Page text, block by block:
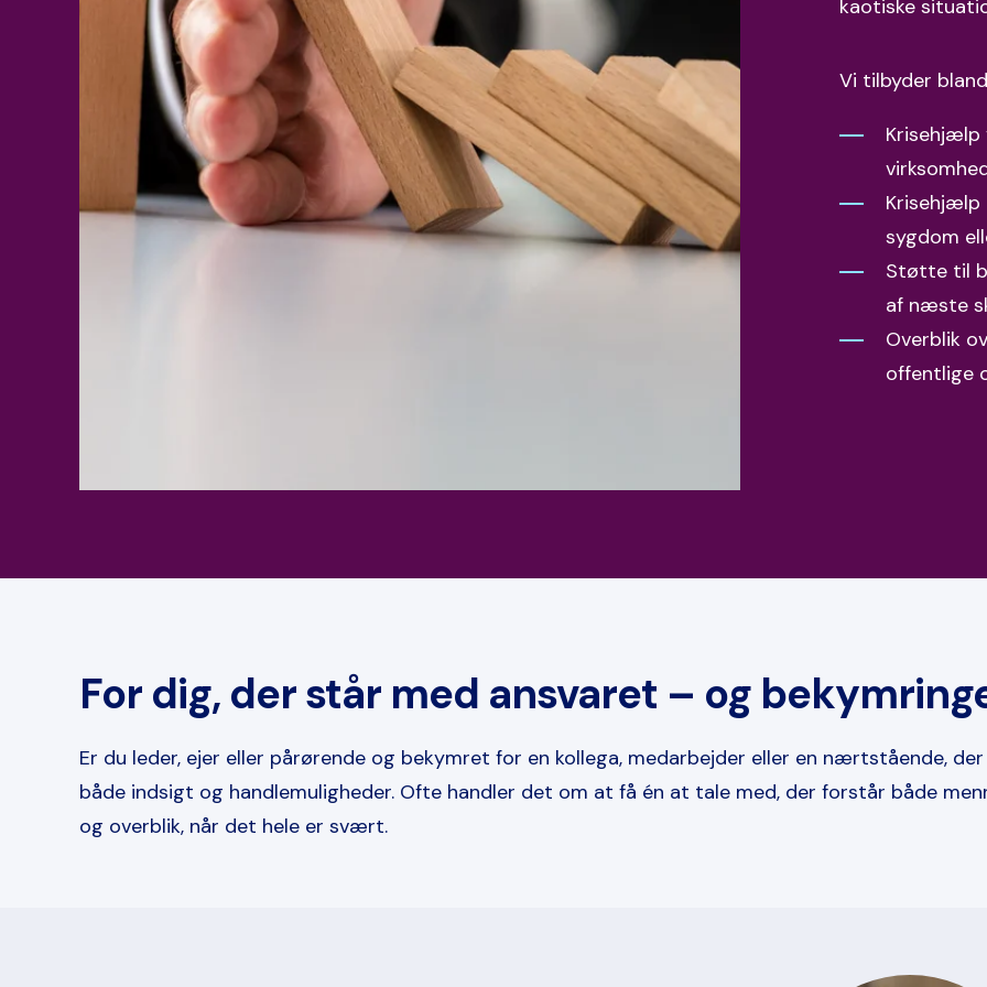
kaotiske
Vi tilbyder
sygdom
Støtte til
af næste
Overblik
offentlige
For dig, der står med ansvaret – og
Er du leder, ejer eller pårørende og bekymret for en kollega, medarbejder eller en nærtstående,
både indsigt og handlemuligheder. Ofte handler det om at få én at tale med, der forstår både
og overblik, når det hele er svært.